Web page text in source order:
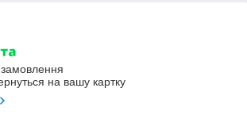
на вашу картку